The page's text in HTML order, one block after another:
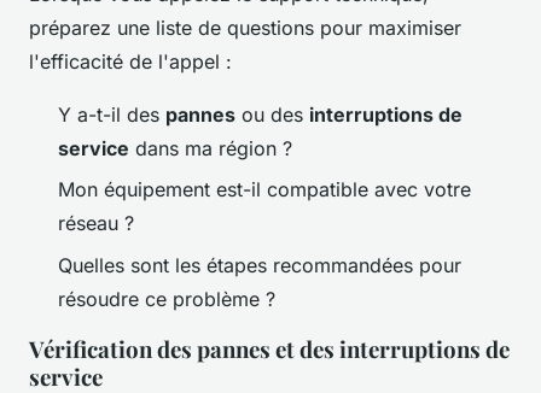
préparez une liste de questions pour maximiser
l'efficacité de l'appel :
Y a-t-il des pannes ou des interruptions de
service dans ma région ?
Mon équipement est-il compatible avec votre
réseau ?
Quelles sont les étapes recommandées pour
résoudre ce problème ?
Vérification des pannes et des interruptions de
service